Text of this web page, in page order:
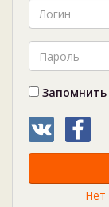
Запомнить
Нет